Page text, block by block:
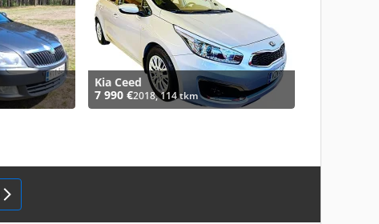
Kia Ceed
7 990 €2018, 114 tkm